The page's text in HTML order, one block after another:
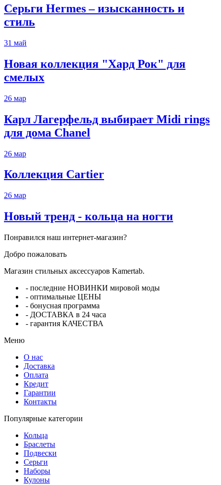
Серьги Hermes – изысканность и
стиль
31 май
Новая коллекция "Хард Рок" для
смелых
26 мар
Карл Лагерфельд выбирает Midi rings
для дома Chanel
26 мар
Коллекция Cartier
26 мар
Новый тренд - кольца на ногти
Понравился наш интернет-магазин?
Добро пожаловать
Магазин стильных аксессуаров Kamertab.
- последние НОВИНКИ мировой моды
- оптимальные ЦЕНЫ
- бонусная программа
- ДОСТАВКА в 24 часа
- гарантия КАЧЕСТВА
Меню
О нас
Доставка
Оплата
Кредит
Гарантии
Контакты
Популярные категории
Кольца
Браслеты
Подвески
Серьги
Наборы
Кулоны